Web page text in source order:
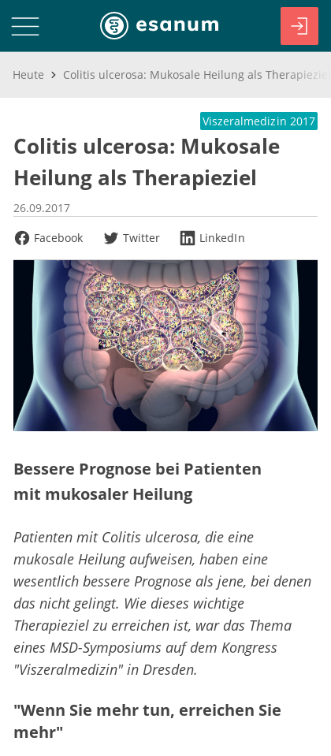
Heute Colitis ulcerosa: Mukosale Heilung als Therapieziel
Viszeralmedizin 2017
Colitis ulcerosa: Mukosale
Heilung als Therapieziel
26.09.2017
Facebook
Twitter LinkedIn
Bessere Prognose bei Patienten
mit mukosaler Heilung
Patienten mit Colitis ulcerosa, die eine
mukosale Heilung aufweisen, haben eine
wesentlich bessere Prognose als jene, bei denen
das nicht gelingt. Wie dieses wichtige
Therapieziel zu erreichen ist, war das Thema
eines MSD-Symposiums auf dem Kongress
"Viszeralmedizin" in Dresden.
"Wenn Sie mehr tun, erreichen Sie
mehr"